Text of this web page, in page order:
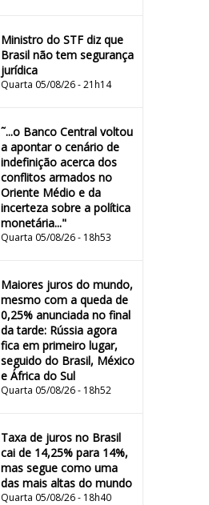
Ministro do STF diz que
Brasil não tem segurança
jurídica
Quarta 05/08/26 - 21h14
˜...o Banco Central voltou
a apontar o cenário de
indefinição acerca dos
conflitos armados no
Oriente Médio e da
incerteza sobre a política
monetária..."
Quarta 05/08/26 - 18h53
Maiores juros do mundo,
mesmo com a queda de
0,25% anunciada no final
da tarde: Rússia agora
fica em primeiro lugar,
seguido do Brasil, México
e África do Sul
Quarta 05/08/26 - 18h52
Taxa de juros no Brasil
cai de 14,25% para 14%,
mas segue como uma
das mais altas do mundo
Quarta 05/08/26 - 18h40